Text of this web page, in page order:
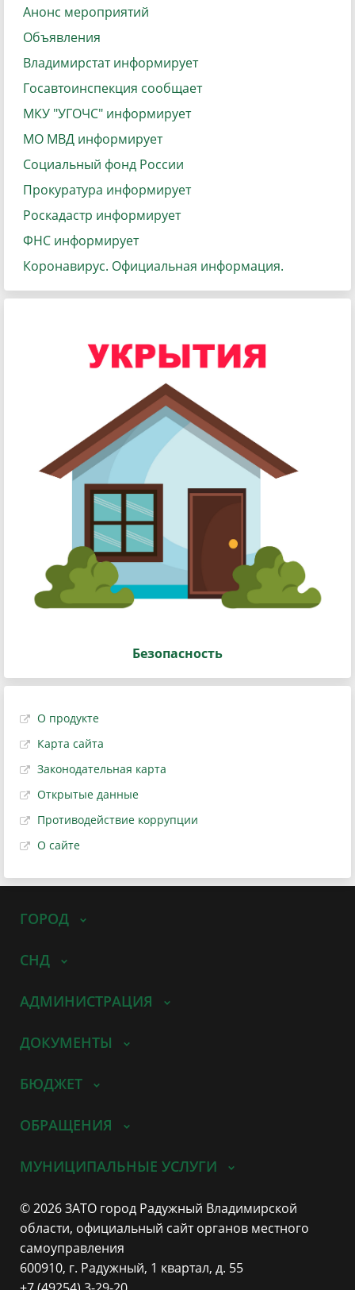
Анонс мероприятий
Объявления
Владимирстат информирует
Госавтоинспекция сообщает
МКУ "УГОЧС" информирует
МО МВД информирует
Социальный фонд России
Прокуратура информирует
Роскадастр информирует
ФНС информирует
Коронавирус. Официальная информация.
Безопасность
О продукте
Карта сайта
Законодательная карта
Открытые данные
Противодействие коррупции
О сайте
ГОРОД
СНД
АДМИНИСТРАЦИЯ
ДОКУМЕНТЫ
БЮДЖЕТ
ОБРАЩЕНИЯ
МУНИЦИПАЛЬНЫЕ УСЛУГИ
© 2026 ЗАТО город Радужный Владимирской
области, официальный сайт органов местного
самоуправления
600910, г. Радужный, 1 квартал, д. 55